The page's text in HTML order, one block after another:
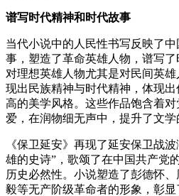
谱写时代精神和时代故事
当代小说中的人民性书写反映了
事，塑造了革命英雄人物，谱写
对理想英雄人物尤其是对民间英
现出民族精神与时代精神，体现
高的美学风格。这些作品饱含着
爱，在润物细无声中，提升了文学
《保卫延安》再现了延安保卫战
雄的史诗”，歌颂了在中国共产党
历史必然性。小说塑造了彭德怀
毅等无产阶级革命者的形象，彰显